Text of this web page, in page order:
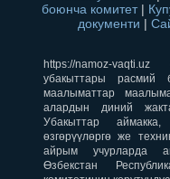
боюнча комитет |
документи |
https://namoz-
убакыттары расмий
маалыматтар
алардын диний
Убакыттар
өзгөрүүлөргө же
айрым учурларда
Өзбекстан